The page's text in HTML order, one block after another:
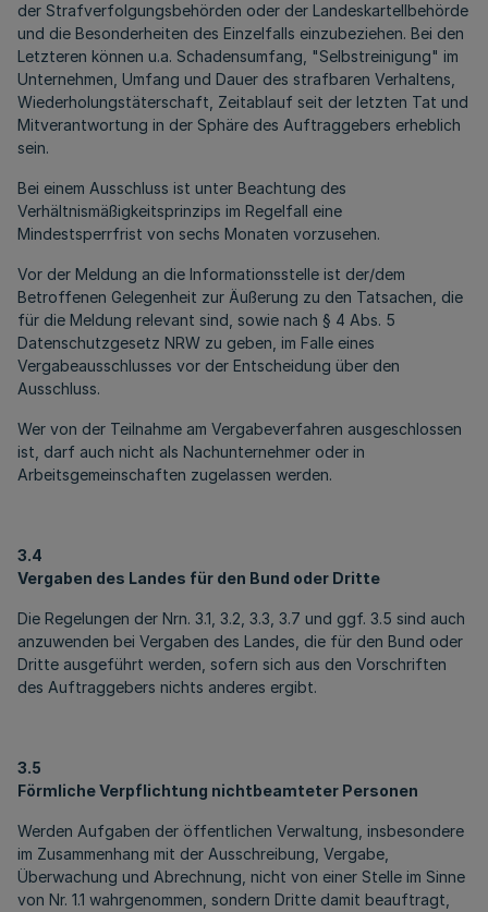
der Strafverfolgungsbehörden oder der Landeskartellbehörde
und die Besonderheiten des Einzelfalls einzubeziehen. Bei den
Letzteren können u.a. Schadensumfang, "Selbstreinigung" im
Unternehmen, Umfang und Dauer des strafbaren Verhaltens,
Wiederholungstäterschaft, Zeitablauf seit der letzten Tat und
Mitverantwortung in der Sphäre des Auftraggebers erheblich
sein.
Bei einem Ausschluss ist unter Beachtung des
Verhältnismäßigkeitsprinzips im Regelfall eine
Mindestsperrfrist von sechs Monaten vorzusehen.
Vor der Meldung an die Informationsstelle ist der/dem
Betroffenen Gelegenheit zur Äußerung zu den Tatsachen, die
für die Meldung relevant sind, sowie nach § 4 Abs. 5
Datenschutzgesetz NRW zu geben, im Falle eines
Vergabeausschlusses vor der Entscheidung über den
Ausschluss.
Wer von der Teilnahme am Vergabeverfahren ausgeschlossen
ist, darf auch nicht als Nachunternehmer oder in
Arbeitsgemeinschaften zugelassen werden.
3.4
Vergaben des Landes für den Bund oder Dritte
Die Regelungen der Nrn. 3.1, 3.2, 3.3, 3.7 und ggf. 3.5 sind auch
anzuwenden bei Vergaben des Landes, die für den Bund oder
Dritte ausgeführt werden, sofern sich aus den Vorschriften
des Auftraggebers nichts anderes ergibt.
3.5
Förmliche Verpflichtung nichtbeamteter Personen
Werden Aufgaben der öffentlichen Verwaltung, insbesondere
im Zusammenhang mit der Ausschreibung, Vergabe,
Überwachung und Abrechnung, nicht von einer Stelle im Sinne
von Nr. 1.1 wahrgenommen, sondern Dritte damit beauftragt,